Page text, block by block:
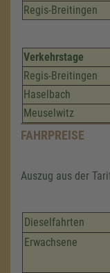
Regis-Breitingen
Verkehrstage
Regis-Breitingen
Haselbach
Meuselwitz
FAHRPREISE
Auszug aus der
Dieselfahrten
Erwachsene